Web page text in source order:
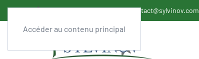
Accéder au contenu principal
+33 (0)558 07 04 22 contact@sylvinov.com